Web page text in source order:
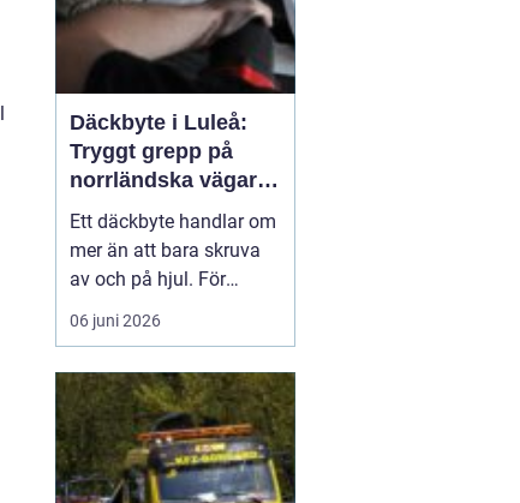
Däckbyte i Luleå:
Tryggt grepp på
norrländska vägar
året runt
Ett däckbyte handlar om
mer än att bara skruva
av och på hjul. För
bilägare i Luleå är rätt
däck, monterade på rätt
en avgörande
säkerhetsfr&ari...
06 juni 2026